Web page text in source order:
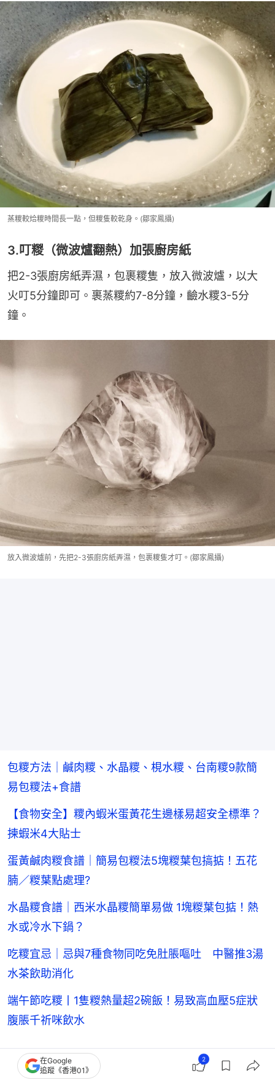
蒸糭較烚糭時間長一點，但糭隻較乾身。(鄒家鳳攝)
3.叮糉（微波爐翻熱）加張廚房紙
把2-3張廚房紙弄濕，包裹糭隻，放入微波爐，以大
火叮5分鐘即可。裹蒸糭約7-8分鐘，䶨水糭3-5分
鐘。
放入微波爐前，先把2-3張廚房紙弄濕，包裹糭隻才叮。(鄒家鳳攝)
包糭方法｜鹹肉糭、水晶糭、梘水糭、台南糭9款簡
易包糭法+食譜
【食物安全】糭內蝦米蛋黃花生邊樣易超安全標準？
揀蝦米4大貼士
蛋黃鹹肉糉食譜｜簡易包糉法5塊糉葉包搞掂！五花
腩／糉葉點處理?
水晶糭食譜｜西米水晶糭簡單易做 1塊糉葉包掂！熱
水或冷水下鍋？
吃糭宜忌｜忌與7種食物同吃免肚脹嘔吐 中醫推3湯
水茶飲助消化
端午節吃糭丨1隻糉熱量超2碗飯！易致高血壓5症狀
腹脹千祈咪飲水
在Google
追蹤《香港01》
2